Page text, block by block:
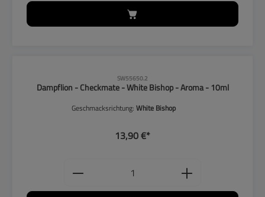
SW55650.2
Dampflion - Checkmate - White Bishop - Aroma - 10ml
Geschmacksrichtung: White Bishop
13,90 €*
Produkt Anzahl: Gib den